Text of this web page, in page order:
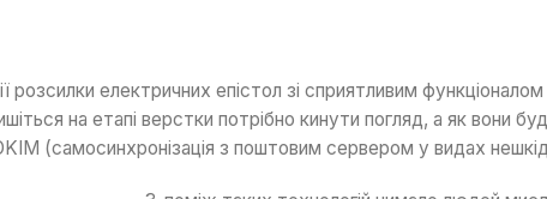
розсилки електричних епістол зі сприятливим
на етапі верстки потрібно кинути погляд, а як вони
(самосинхронізація з поштовим сервером у видах